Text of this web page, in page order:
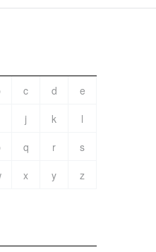
c d
e
j k
l
q r
s
x y
z